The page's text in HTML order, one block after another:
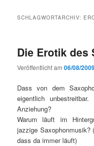
SCHLAGWORTARCHIV:
Die Erotik des
Veröffentlicht am06/08/
Dass von dem
eigentlich
Anziehung?
Warum läuft im
jazzige
dass da immer läuft)